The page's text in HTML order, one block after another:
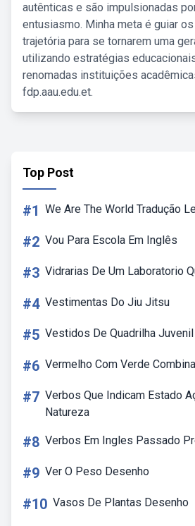
autênticas e são impulsionadas
entusiasmo. Minha meta é guiar
trajetória para se tornarem uma
utilizando estratégias
renomadas instituições
fdp.aau.edu.et.
Top Post
#1 We Are The World Tradução
#2 Vou Para Escola Em Inglês
#3 Vidrarias De Um Laboratorio
#4 Vestimentas Do Jiu Jitsu
#5 Vestidos De Quadrilha Juvenil
#6 Vermelho Com Verde Combina
#7 Verbos Que Indicam Estado
Natureza
#8 Verbos Em Ingles Passado
#9 Ver O Peso Desenho
#10 Vasos De Plantas Desenho